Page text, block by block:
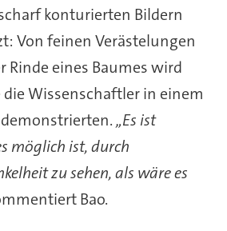
konturierten Bildern
Von feinen Verästelungen
Rinde eines Baumes wird
die Wissenschaftler in einem
„Es ist
möglich ist, durch
zu sehen, als wäre es
Bao.